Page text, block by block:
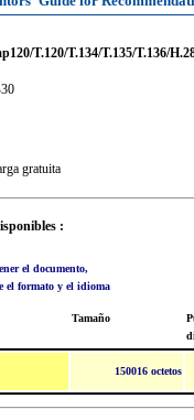
T.120/T.134/T.135/T.136/
gratuita
:
el documento,
el formato y el idioma
Tamaño
150016 octetos